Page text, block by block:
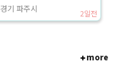
경기 파주시
2일전
more